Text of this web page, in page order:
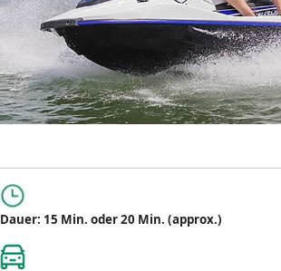
Dauer: 15 Min. oder 20 Min. (approx.)